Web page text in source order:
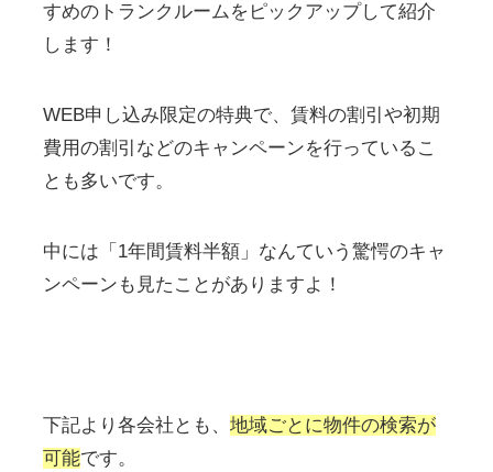
すめのトランクルームをピックアップして紹介
します！
WEB申し込み限定の特典で、賃料の割引や初期
費用の割引などのキャンペーンを行っているこ
とも多いです。
中には「1年間賃料半額」なんていう驚愕のキャ
ンペーンも見たことがありますよ！
下記より各会社とも、 地域ごとに物件の検索が
可能です。